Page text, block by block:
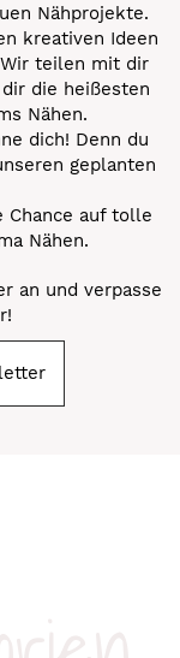
Nähprojekte.
kreativen Ideen
teilen mit dir
die heißesten
Nähen.
dich! Denn du
geplanten
Chance auf tolle
Nähen.
an und verpasse